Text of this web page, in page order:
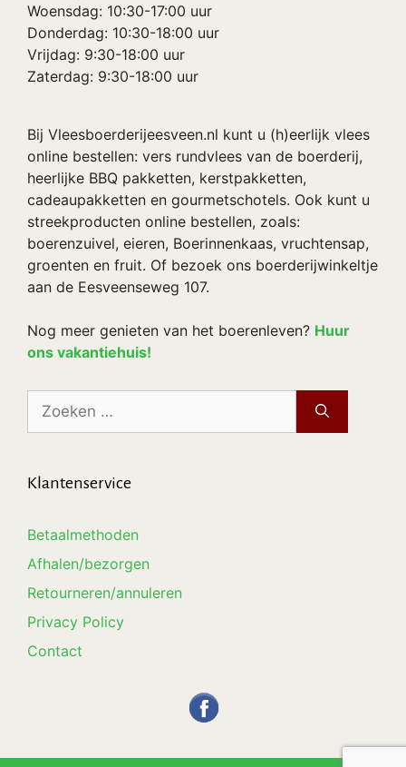
Woensdag: 10:30-17:00 uur
Donderdag: 10:30-18:00 uur
Vrijdag: 9:30-18:00 uur
Zaterdag: 9:30-18:00 uur
Bij Vleesboerderijeesveen.nl kunt u (h)eerlijk vlees
online bestellen: vers rundvlees van de boerderij,
heerlijke BBQ pakketten, kerstpakketten,
cadeaupakketten en gourmetschotels. Ook kunt u
streekproducten online bestellen, zoals:
boerenzuivel, eieren, Boerinnenkaas, vruchtensap,
groenten en fruit. Of bezoek ons boerderijwinkeltje
aan de Eesveenseweg 107.
Nog meer genieten van het boerenleven? Huur
ons vakantiehuis!
naar:
Klantenservice
Betaalmethoden
Afhalen/bezorgen
Retourneren/annuleren
Privacy Policy
Contact